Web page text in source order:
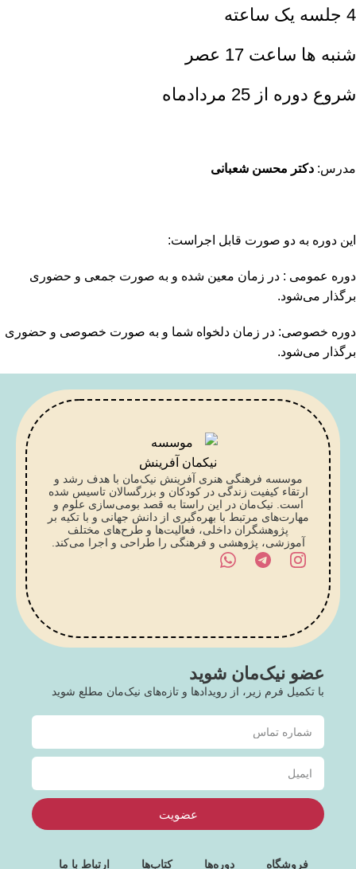
4 جلسه یک ساعته
شنبه ها ساعت 17 عصر
شروع دوره از 25 مردادماه
مدرس: دکتر محسن شعبانی
این دوره به دو صورت قابل اجراست:
دوره عمومی : در زمان معین شده و به صورت جمعی و حضوری
برگذار می‌شود.
دوره خصوصی: در زمان دلخواه شما و به صورت خصوصی و حضوری
برگذار می‌شود.
موسسه فرهنگی هنری آفرینش نیک‌مان با هدف رشد و
ارتقاء کیفیت زندگی در کودکان و بزرگسالان تاسیس شده
است. نیک‌مان در این راستا به قصد بومی‌سازی علوم و
مهارت‌های مرتبط با بهره‌گیری از دانش جهانی و با تکیه بر
پژوهشگران داخلی، فعالیت‌ها و طرح‌های مختلف
آموزشی، پژوهشی و فرهنگی را طراحی و اجرا می‌کند.
عضو نیک‌مان شوید
با تکمیل فرم زیر، از رویدادها و تازه‌های نیک‌مان مطلع شوید
عضویت
فروشگاه دوره‌ها کتاب‌ها ارتباط با ما